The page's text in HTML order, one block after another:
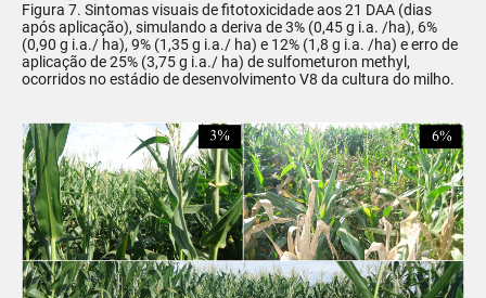
Figura 7. Sintomas visuais de fitotoxicidade aos 21 DAA (dias
após aplicação), simulando a deriva de 3% (0,45 g i.a. /ha), 6%
(0,90 g i.a./ ha), 9% (1,35 g i.a./ ha) e 12% (1,8 g i.a. /ha) e erro de
aplicação de 25% (3,75 g i.a./ ha) de sulfometuron methyl,
ocorridos no estádio de desenvolvimento V8 da cultura do milho.